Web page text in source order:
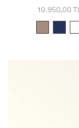
10.950,00 TL